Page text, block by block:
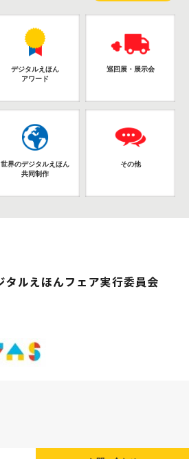
デジタルえほん
アワード
巡回展・展示会
世界のデジタルえほん
共同制作
その他